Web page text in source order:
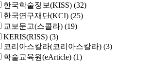
한국학술정보(KISS) (32)
한국연구재단(KCI) (25)
교보문고(스콜라) (19)
KERIS(RISS) (3)
코리아스칼라(코리아스칼라) (3)
학술교육원(eArticle) (1)